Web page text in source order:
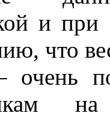
и
что
очень